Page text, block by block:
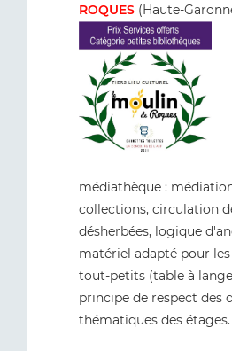
ROQUES (Haute-
médiathèque :
collections, circulation
désherbées, logique
matériel adapté pour
tout-petits (table à
principe de respect des
thématiques des étages.